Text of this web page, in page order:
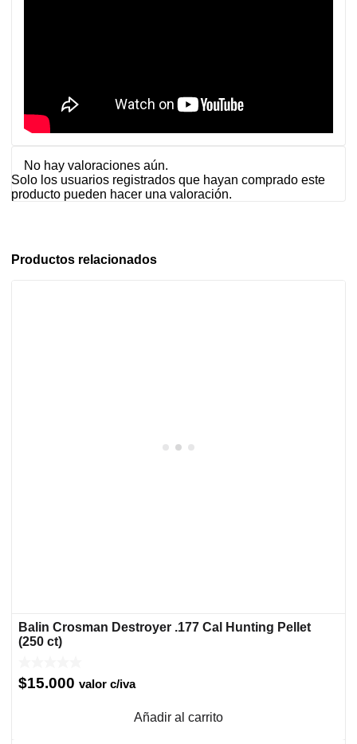
No hay valoraciones aún.
Solo los usuarios registrados que hayan comprado este
producto pueden hacer una valoración.
Productos relacionados
Balin Crosman Destroyer .177 Cal Hunting Pellet
(250 ct)
$15.000 valor c/iva
Añadir al carrito